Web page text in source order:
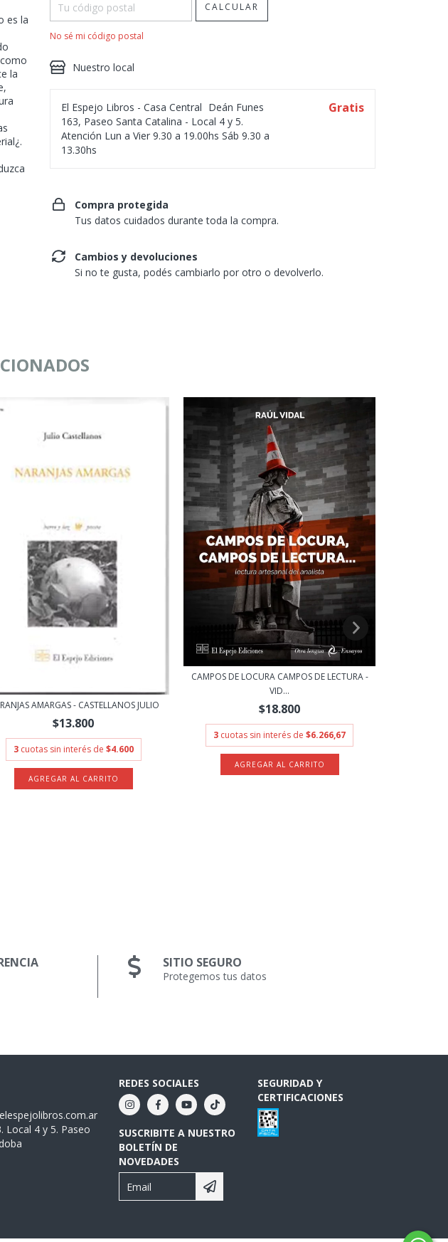
es la
la
CALCULAR
No sé mi código postal
Nuestro local
El Espejo Libros - Casa Central Deán Funes
163, Paseo Santa Catalina - Local 4 y 5.
Atención Lun a Vier 9.30 a 19.00hs Sáb 9.30 a
13.30hs
Gratis
Compra protegida
Tus datos cuidados durante toda la compra.
Cambios y devoluciones
Si no te gusta, podés cambiarlo por otro o devolverlo.
AMARGAS - CASTELLANOS JULIO
$13.800
3 cuotas sin interés de $4.600
CAMPOS DE LOCURA CAMPOS DE LECTURA -
VID...
$18.800
3 cuotas sin interés de $6.266,67
SITIO SEGURO
Protegemos tus datos
Local 4 y 5. Paseo
REDES SOCIALES
SUSCRIBITE A NUESTRO
BOLETÍN DE
NOVEDADES
SEGURIDAD Y
CERTIFICACIONES